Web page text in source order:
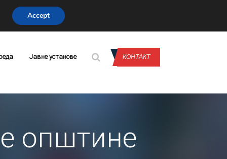
Јавне установе КОНТАКТ
општине
Accept